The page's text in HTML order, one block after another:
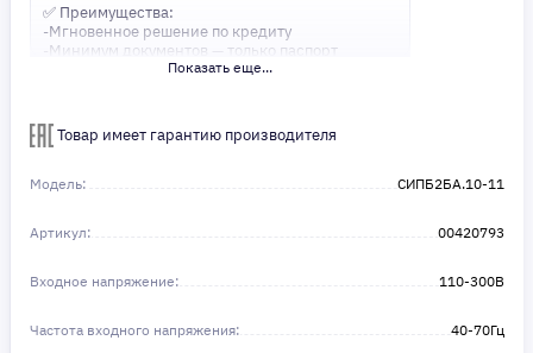
✅ Преимущества:
-Мгновенное решение по кредиту
-Минимум документов — только паспорт
-Удобные сроки и низкие процентные ставки
Получите то, что нужно, прямо сейчас. Ваше
удобство — наш приоритет! ✨
в этом!
Показать еще...
Товар имеет гарантию производителя
Модель: СИПБ2БА.10-11
Артикул: 00420793
Входное напряжение: 110-300В
Частота входного напряжения: 40-70Гц